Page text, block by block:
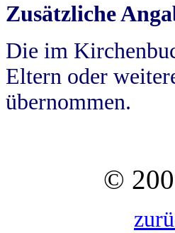
Zusätzliche
Die im
Eltern oder
übernommen.
©